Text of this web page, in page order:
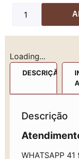
Loading...
DESCRIÇÃO
Descrição
WHATSAPP